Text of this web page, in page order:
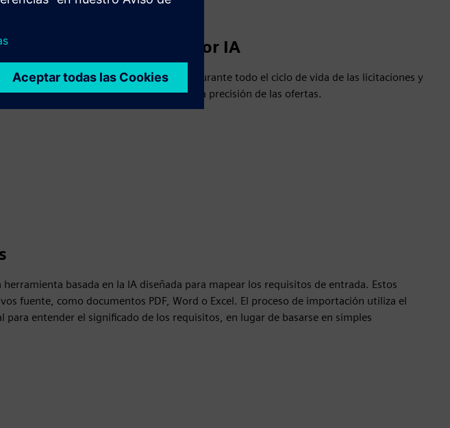
y licitaciones asistida por IA
automatizar, optimizar y predecir durante todo el ciclo de vida de las licitaciones y
reduce el riesgo y los costes y mejora la precisión de las ofertas.
herramienta basada en la IA diseñada para mapear los requisitos de entrada. Estos
fuente, como documentos PDF, Word o Excel. El proceso de importación utiliza el
entender el significado de los requisitos, en lugar de basarse en simples